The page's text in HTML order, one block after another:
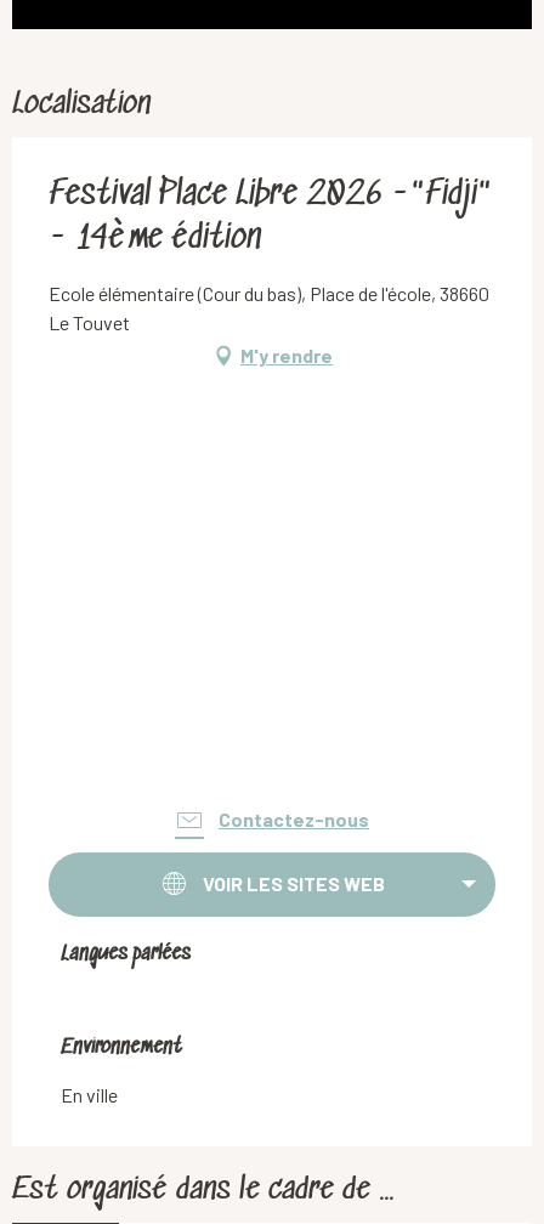
Localisation
Festival Place Libre 2026 -"Fidji"
- 14ème édition
Ecole élémentaire (Cour du bas), Place de l'école, 38660
Le Touvet
M'y rendre
Contactez-nous
VOIR LES SITES WEB
Langues parlées
Langues parlées
Environnement
Environnement
En ville
Est organisé dans le cadre de ...